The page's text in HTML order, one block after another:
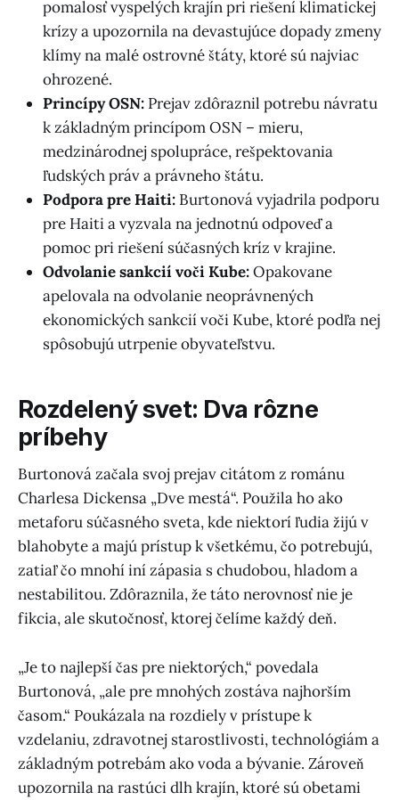
pomalosť vyspelých krajín pri riešení klimatickej
krízy a upozornila na devastujúce dopady zmeny
klímy na malé ostrovné štáty, ktoré sú najviac
ohrozené.
Princípy OSN: Prejav zdôraznil potrebu návratu
k základným princípom OSN – mieru,
medzinárodnej spolupráce, rešpektovania
ľudských práv a právneho štátu.
Podpora pre Haiti: Burtonová vyjadrila podporu
pre Haiti a vyzvala na jednotnú odpoveď a
pomoc pri riešení súčasných kríz v krajine.
Odvolanie sankcií voči Kube:Opakovane
apelovala na odvolanie neoprávnených
ekonomických sankcií voči Kube, ktoré podľa nej
spôsobujú utrpenie obyvateľstvu.
Rozdelený svet: Dva rôzne
príbehy
Burtonová začala svoj prejav citátom z románu
Charlesa Dickensa „Dve mestá“. Použila ho ako
metaforu súčasného sveta, kde niektorí ľudia žijú v
blahobyte a majú prístup k všetkému, čo potrebujú,
zatiaľ čo mnohí iní zápasia s chudobou, hladom a
nestabilitou. Zdôraznila, že táto nerovnosť nie je
fikcia, ale skutočnosť, ktorej čelíme každý deň.
„Je to najlepší čas pre niektorých,“ povedala
Burtonová, „ale pre mnohých zostáva najhorším
časom.“ Poukázala na rozdiely v prístupe k
vzdelaniu, zdravotnej starostlivosti, technológiám a
základným potrebám ako voda a bývanie. Zároveň
upozornila na rastúci dlh krajín, ktoré sú obetami